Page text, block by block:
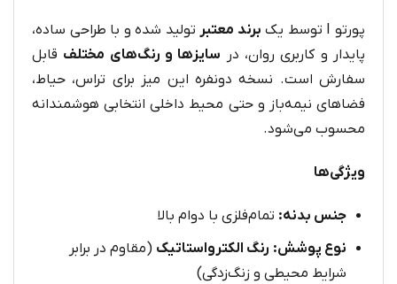
پورتو I توسط یک برند معتبر تولید شده و با طراحی ساده،
پایدار و کاربری روان، در سایزها و رنگ‌های مختلف قابل
سفارش است. نسخه دونفره این میز برای تراس، حیاط،
فضاهای نیمه‌باز و حتی محیط داخلی انتخابی هوشمندانه
محسوب می‌شود.
ویژگی‌ها
جنس بدنه: تمام‌فلزی با دوام بالا
نوع پوشش: رنگ الکترواستاتیک (مقاوم در برابر
شرایط محیطی و زنگ‌زدگی)